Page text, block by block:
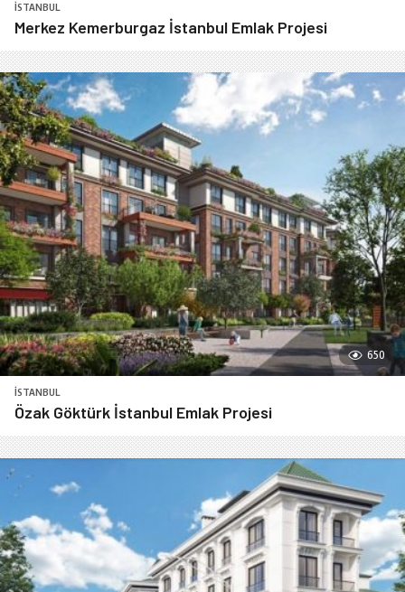
İSTANBUL
Merkez Kemerburgaz İstanbul Emlak Projesi
650
İSTANBUL
Özak Göktürk İstanbul Emlak Projesi